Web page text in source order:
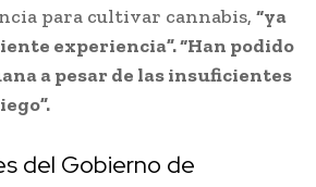
para cultivar cannabis, “ya
experiencia”. “Han podido
a pesar de las insuficientes
del Gobierno de